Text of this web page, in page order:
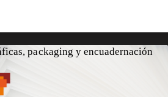
packaging y encuadernación